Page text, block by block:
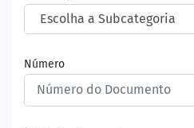
Número